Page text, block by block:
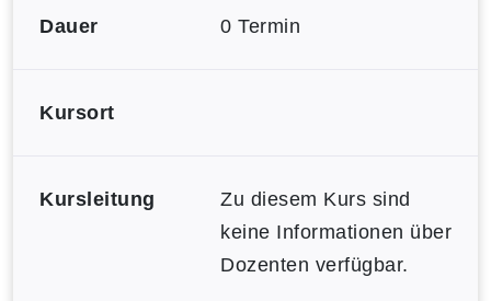
Dauer 0 Termin
Kursort
Kursleitung
Zu diesem Kurs sind
keine Informationen über
Dozenten verfügbar.